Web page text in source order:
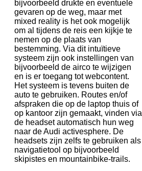
bijvoorbeeld drukte en eventuele
gevaren op de weg, maar met
mixed reality is het ook mogelijk
om al tijdens de reis een kijkje te
nemen op de plaats van
bestemming. Via dit intuïtieve
systeem zijn ook instellingen van
bijvoorbeeld de airco te wijzigen
en is er toegang tot webcontent.
Het systeem is tevens buiten de
auto te gebruiken. Routes en/of
afspraken die op de laptop thuis of
op kantoor zijn gemaakt, vinden via
de headset automatisch hun weg
naar de Audi activesphere. De
headsets zijn zelfs te gebruiken als
navigatietool op bijvoorbeeld
skipistes en mountainbike-trails.